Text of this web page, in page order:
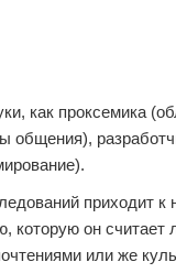
как проксемика
общения),
которую он
или же